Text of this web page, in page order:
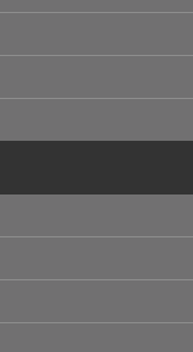
、厳正な管理の下
正アクセス・紛
るため、必要か
必要な範囲で、取
す。
団法人メディカル
て責任を有しま